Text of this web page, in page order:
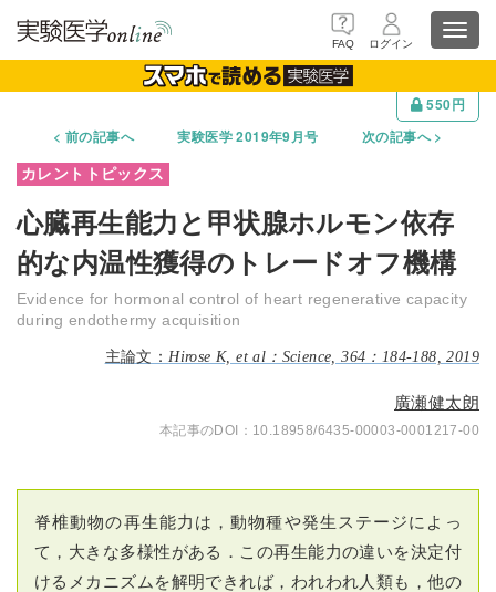
FAQ ログイン
550円
前の記事へ
実験医学 2019年9月号 次の記事へ
心臓再生能力と甲状腺ホルモン依存
的な内温性獲得のトレードオフ機構
Evidence for hormonal control of heart regenerative capacity
during endothermy acquisition
Hirose K, et al：Science, 364：184-188, 2019
廣瀬健太朗
10.18958/6435-00003-0001217-00
脊椎動物の再生能力は，動物種や発生ステージによっ
て，大きな多様性がある．この再生能力の違いを決定付
けるメカニズムを解明できれば，われわれ人類も，他の